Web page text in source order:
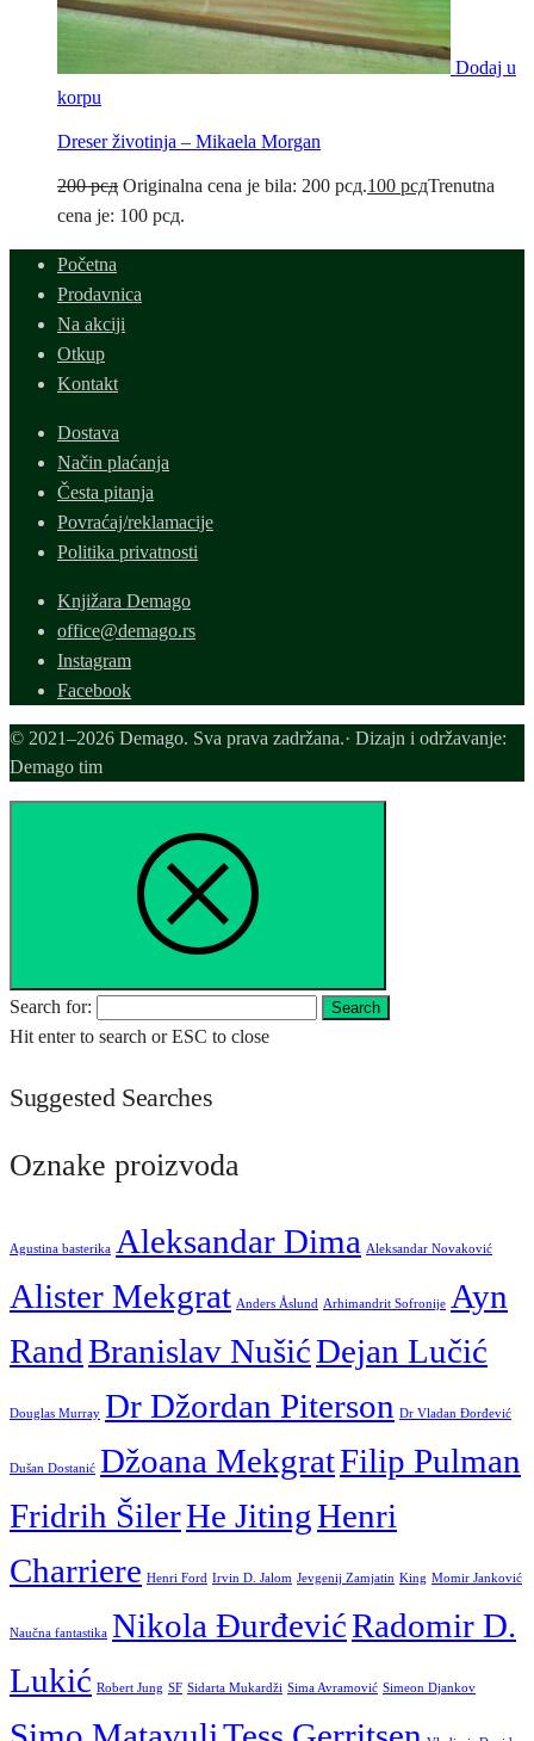
Dodaj u
korpu
Dreser životinja – Mikaela Morgan
200рсд Originalna cena je bila: 200 рсд.100 рсдTrenutna
cena je: 100 рсд.
Početna
Prodavnica
Na akciji
Otkup
Kontakt
Dostava
Način plaćanja
Česta pitanja
Povraćaj/reklamacije
Politika privatnosti
Knjižara Demago
office@demago.rs
Instagram
Facebook
© 2021–2026 Demago. Sva prava zadržana.· Dizajn i održavanje:
Demago tim
Search for: Search
Hit enter to search or ESC to close
Suggested Searches
Oznake proizvoda
Agustina basterika Aleksandar Dima Aleksandar Novaković
Alister Mekgrat Anders Åslund Arhimandrit Sofronije Ayn
RandBranislav NušićDejan Lučić
Douglas Murray Dr Džordan Piterson Dr Vladan Đorđević
Dušan Dostanić Džoana MekgratFilip Pulman
Fridrih ŠilerHe JitingHenri
Charriere Henri Ford Irvin D. Jalom Jevgenij Zamjatin King Momir Janković
Naučna fantastika Nikola ĐurđevićRadomir D.
Lukić Robert Jung SF Sidarta Mukardži Sima Avramović Simeon Djankov